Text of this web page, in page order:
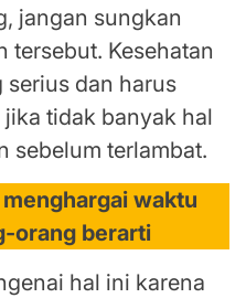
jangan sungkan
tersebut. Kesehatan
serius dan harus
tidak banyak hal
sebelum terlambat.
waktu
orang berarti
hal ini karena